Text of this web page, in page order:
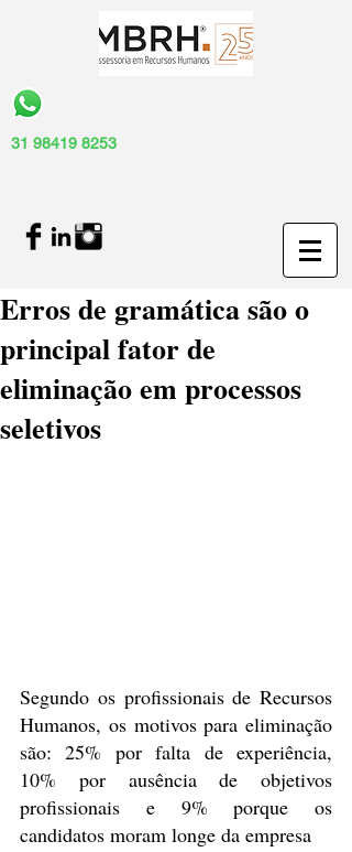
31 98419 8253
Erros de gramática são o
principal fator de
eliminação em processos
seletivos
Segundo os profissionais de Recursos
Humanos, os motivos para eliminação
são: 25% por falta de experiência,
10% por ausência de objetivos
profissionais e 9% porque os
candidatos moram longe da empresa